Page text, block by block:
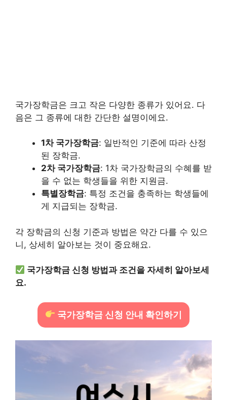
국가장학금은 크고 작은 다양한 종류가 있어요. 다
음은 그 종류에 대한 간단한 설명이에요.
1차 국가장학금: 일반적인 기준에 따라 산정
된 장학금.
2차 국가장학금: 1차 국가장학금의 수혜를 받
을 수 없는 학생들을 위한 지원금.
특별장학금: 특정 조건을 충족하는 학생들에
게 지급되는 장학금.
각 장학금의 신청 기준과 방법은 약간 다를 수 있으
니, 상세히 알아보는 것이 중요해요.
국가장학금 신청 방법과 조건을 자세히 알아보세
요.
국가장학금 신청 안내 확인하기